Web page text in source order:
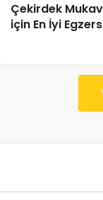
Çekirdek
için En İyi